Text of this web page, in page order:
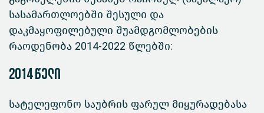
სასამართლოებში შესული და
დაკმაყოფილებული შუამდგომლობების
რაოდენობა 2014-2022 წლებში:
2014 წელი
სატელეფონო საუბრის ფარულ მიყურადებასა